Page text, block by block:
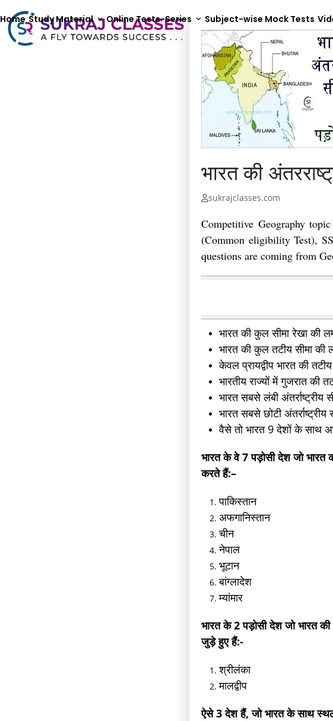
to
content
Home Study Material Online Tests-Series Subject-wise Mock Tests
भारत की
sukrajclasses.com
Competitive Geography
(Common eligibility Test),
questions are coming from
भारत की कुल सीमा रेखा की
भारत की कुल तटीय सीमा की
केवल प्रायद्वीप भारत की
भारतीय राज्यों में गुजरात
भारत सबसे लंबी अंतर्राष्ट्रीय
भारत सबसे छोटी
वैसे तो भारत 9 देशों के साथ
भारत के वे 7 पड़ोसी देश जो भारत
करते हैं:–
पाकिस्तान
अफगानिस्तान
चीन
नेपाल
भूटान
बांग्लादेश
म्यांमार
भारत के 2 पड़ोसी देश जो भारत
जुड़े हुए हैं:-
श्रीलंका
मालद्वीप
ऐसे 3 देश हैं, जो भारत के साथ